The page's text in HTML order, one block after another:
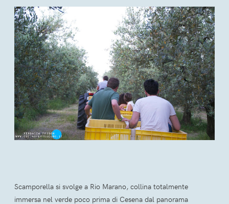
Scamporella si svolge a Rio Marano, collina totalmente
immersa nel verde poco prima di Cesena dal panorama